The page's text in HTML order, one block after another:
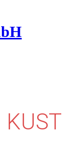
KUST